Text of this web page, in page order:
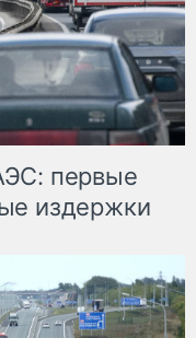
первые
издержки